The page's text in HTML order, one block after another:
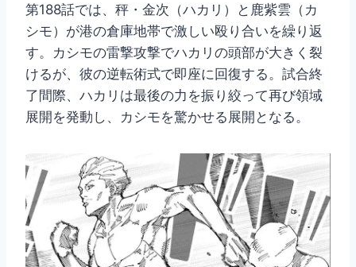
第188話では、秤・金次（ハカリ）と鹿紫雲（カ
シモ）が港の倉庫地帯で激しい殴り合いを繰り返
す。カシモの雷撃攻撃でハカリの頭部が大きく裂
けるが、彼の逆転術式で即座に回復する。試合終
了間際、ハカリは最後の力を振り絞って再び領域
展開を発動し、カシモを驚かせる展開となる。